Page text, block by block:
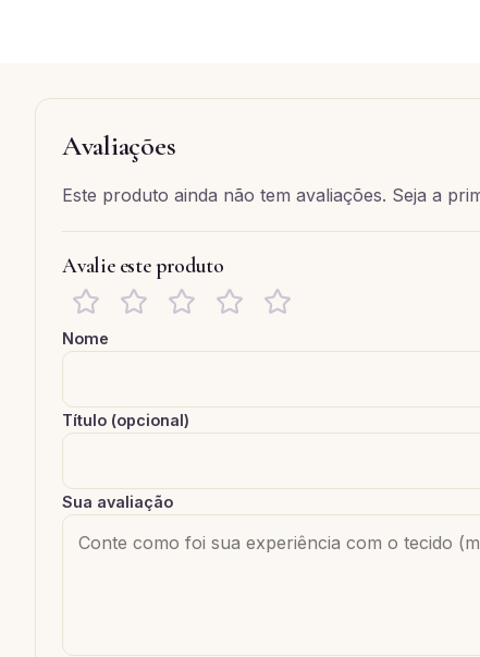
Avaliações
Este produto ainda não tem avaliações. Seja a
Avalie este produto
Nome
Título (opcional)
Sua avaliação